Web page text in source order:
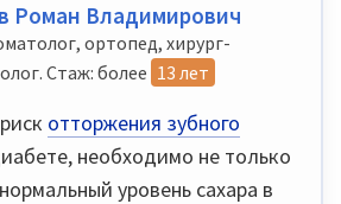
Роман Владимирович
ортопед, хирург-
Стаж: более 13 лет
отторжения зубного
необходимо не только
уровень сахара в